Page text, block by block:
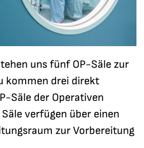
uns fünf OP-Säle zur
kommen drei direkt
Säle der Operativen
verfügen über einen
zur Vorbereitung